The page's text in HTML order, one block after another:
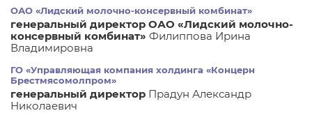
ОАО «Лидский молочно-консервный комбинат»
генеральный директор ОАО «Лидский молочно-
консервный комбинат» Филиппова Ирина
Владимировна
ГО «Управляющая компания холдинга «Концерн
Брестмясомолпром»
генеральный директор Прадун Александр
Николаевич